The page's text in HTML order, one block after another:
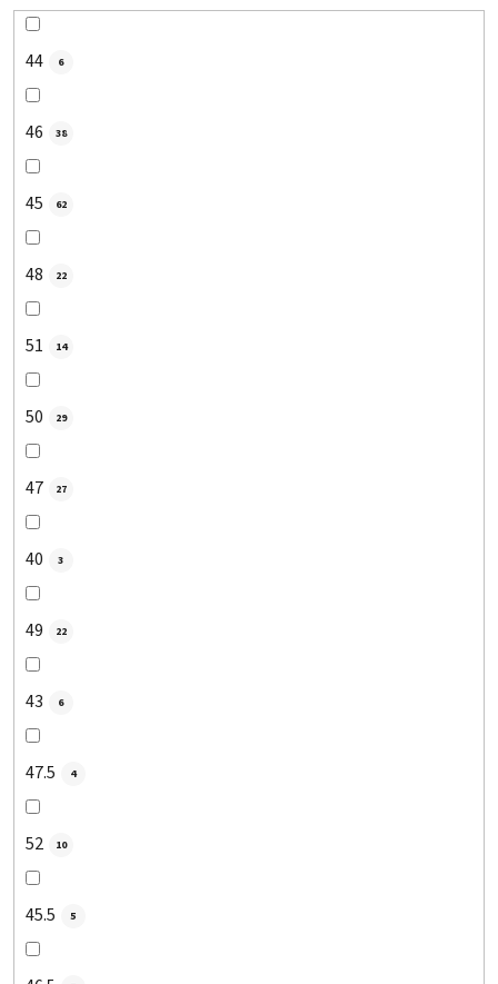
44 6
46 38
45 62
48 22
51 14
50 29
47 27
40 3
49 22
43 6
47.5 4
52 10
45.5 5